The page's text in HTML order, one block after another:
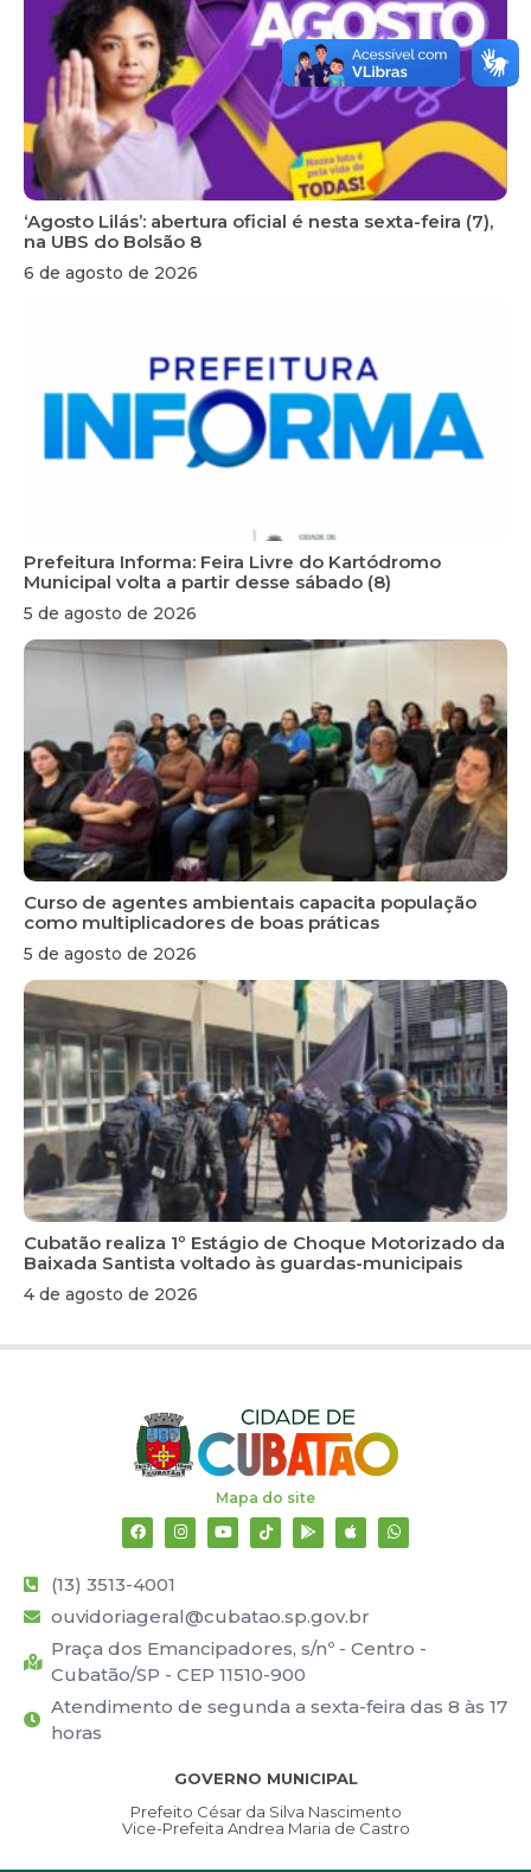
‘Agosto Lilás’: abertura oficial é nesta sexta-feira (7),
na UBS do Bolsão 8
6 de agosto de 2026
Prefeitura Informa: Feira Livre do Kartódromo
Municipal volta a partir desse sábado (8)
5 de agosto de 2026
Curso de agentes ambientais capacita população
como multiplicadores de boas práticas
5 de agosto de 2026
Cubatão realiza 1º Estágio de Choque Motorizado da
Baixada Santista voltado às guardas-municipais
4 de agosto de 2026
Mapa do site
(13) 3513-4001
ouvidoriageral@cubatao.sp.gov.br
Praça dos Emancipadores, s/nº - Centro -
Cubatão/SP - CEP 11510-900
Atendimento de segunda a sexta-feira das 8 às 17
horas
GOVERNO MUNICIPAL
Prefeito César da Silva Nascimento
Vice-Prefeita Andrea Maria de Castro